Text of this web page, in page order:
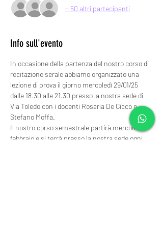
+ 50 altri partecipanti
Info sull'evento
In occasione della partenza del nostro corso di
recitazione serale abbiamo organizzato una
lezione di prova il giorno mercoledì 29/01/25
dalle 18.30 alle 21.30 presso la nostra sede di
Via Toledo con i docenti Rosaria De Cicco e
Stefano Moffa.
Il nostro corso semestrale partirà mercoledì 5
febbraio e si terrà presso la nostra sede ogni